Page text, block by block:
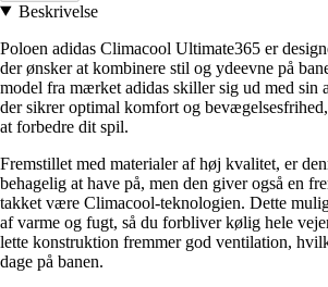
Beskrivelse
Poloen adidas Climacool Ultimate365 er
der ønsker at kombinere stil og ydeevne på
model fra mærket adidas skiller sig ud med sin
der sikrer optimal komfort og
at forbedre dit spil.
Fremstillet med materialer af høj kvalitet, er
behagelig at have på, men den giver også en
takket være Climacool-teknologien. Dette
af varme og fugt, så du forbliver kølig hele
lette konstruktion fremmer god ventilation,
dage på banen.